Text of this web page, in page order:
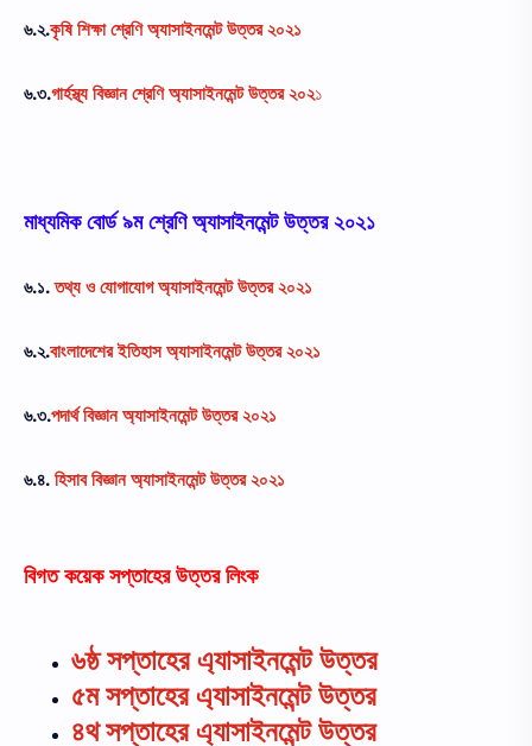
৬.২.কৃষি শিক্ষা শ্রেণি অ্যাসাইনমেন্ট উত্তর ২০২১
৬.৩.গার্হস্থ্য বিজ্ঞান শ্রেণি অ্যাসাইনমেন্ট উত্তর ২০২১
মাধ্যমিক বোর্ড ৯ম শ্রেণি অ্যাসাইনমেন্ট উত্তর ২০২১
৬.১.তথ্য ও যােগাযােগ অ্যাসাইনমেন্ট উত্তর ২০২১
৬.২.বাংলাদেশের ইতিহাস অ্যাসাইনমেন্ট উত্তর ২০২১
৬.৩.পদার্থ বিজ্ঞান অ্যাসাইনমেন্ট উত্তর ২০২১
৬.৪. হিসাব বিজ্ঞান অ্যাসাইনমেন্ট উত্তর ২০২১
বিগত কয়েক সপ্তাহের উত্তর লিংক
৬ষ্ঠ সপ্তাহের এ্যাসাইনমেন্ট উত্তর
৫ম সপ্তাহের এ্যাসাইনমেন্ট উত্তর
৪থ সপ্তাহের এ্যাসাইনমেন্ট উত্তর